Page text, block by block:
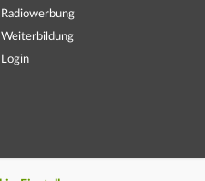
Radiowerbung
Weiterbildung
Login